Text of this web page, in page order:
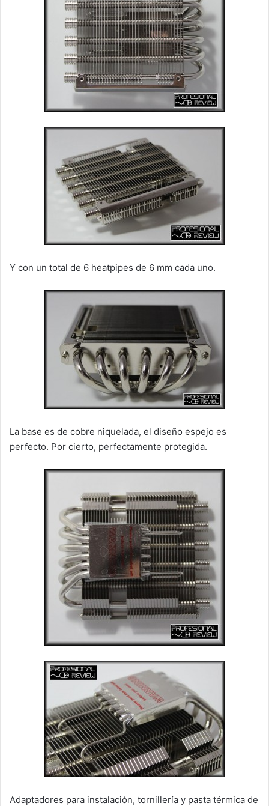
Y con un total de 6 heatpipes de 6 mm cada uno.
La base es de cobre niquelada, el diseño espejo es
perfecto. Por cierto, perfectamente protegida.
Adaptadores para instalación, tornillería y pasta térmica de